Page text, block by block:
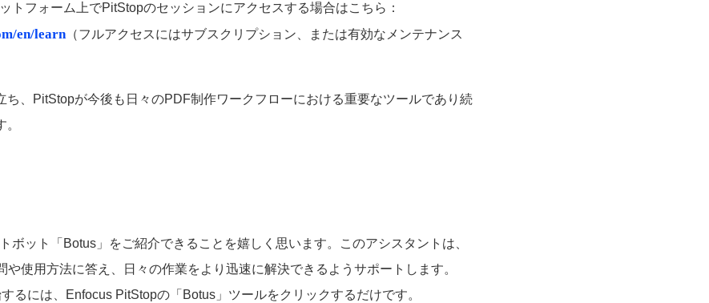
トフォーム上でPitStopのセッションにアクセスする場合はこちら：
en/learn （フルアクセスにはサブスクリプション、または有効なメンテナンス
ち、PitStopが今後も日々のPDF制作ワークフローにおける重要なツールであり続
ボット「Botus」をご紹介できることを嬉しく思います。このアシスタントは、
や使用方法に答え、日々の作業をより迅速に解決できるようサポートします。
るには、Enfocus PitStopの「Botus」ツールをクリックするだけです。